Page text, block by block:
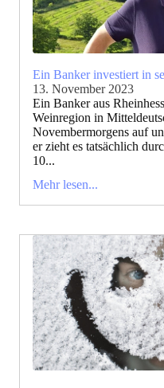
Ein Banker investiert in
13. November 2023
Ein Banker aus
Weinregion in
Novembermorgens auf
er zieht es tatsächlich
10...
Mehr lesen...